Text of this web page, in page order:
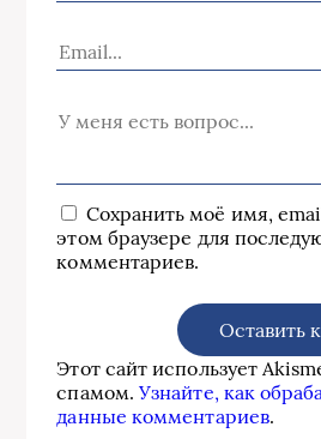
Сохранить моё имя,
этом браузере для
комментариев.
Этот сайт использует
спамом.Узнайте, как
данные комментариев.